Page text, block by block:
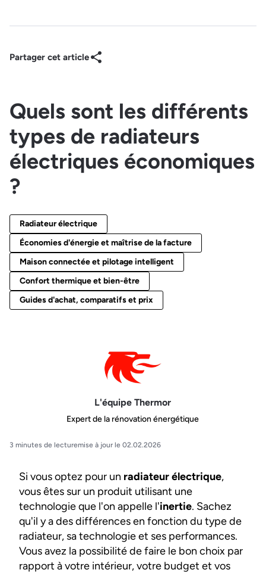
Partager cet article
Quels sont les différents
types de radiateurs
électriques économiques
?
Radiateur électrique
Économies d'énergie et maîtrise de la facture
Maison connectée et pilotage intelligent
Confort thermique et bien-être
Guides d'achat, comparatifs et prix
L'équipe Thermor
Expert de la rénovation énergétique
3 minutes de lecturemise à jour le 02.02.2026
Si vous optez pour un radiateur électrique,
vous êtes sur un produit utilisant une
technologie que l'on appelle l'inertie. Sachez
qu'il y a des différences en fonction du type de
radiateur, sa technologie et ses performances.
Vous avez la possibilité de faire le bon choix par
rapport à votre intérieur, votre budget et vos